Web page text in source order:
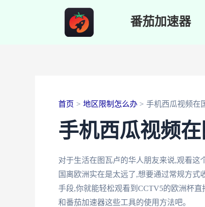
番茄加速器
首页 地区限制怎么办 手机西瓜视频在
手机西瓜视频
对于生活在图瓦卢的华人朋友来说,观看这
国离欧洲实在是太远了,想要通过常规方
手段,你就能轻松观看到CCTV5的欧洲杯
和番茄加速器这些工具的使用方法吧。